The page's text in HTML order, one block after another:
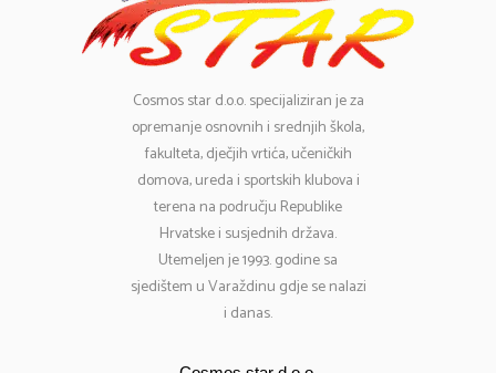
Cosmosstar d.o.o. specijaliziran je za
opremanje osnovnih i srednjih škola,
fakulteta, dječjih vrtića, učeničkih
domova, ureda i sportskih klubova i
terena na području Republike
Hrvatske i susjednih država.
Utemeljen je 1993. godine sa
sjedištem u Varaždinu gdje se nalazi
i danas.